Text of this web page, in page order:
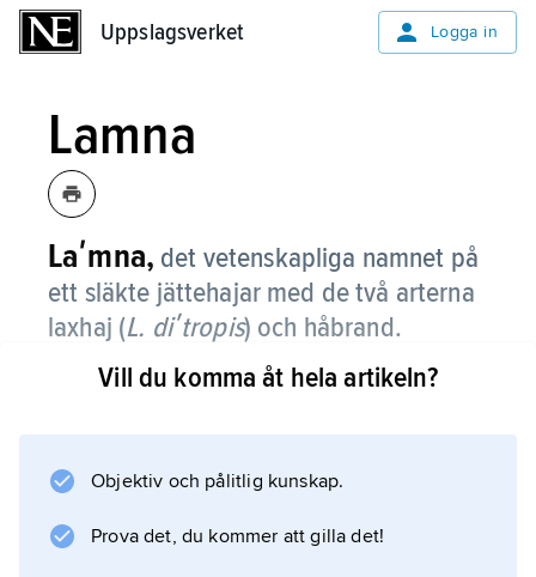
Uppslagsverket Logga in
Lamna
Laʹmna, det vetenskapliga namnet på
ett släkte jättehajar med de två arterna
laxhaj (L. diʹtropis) och håbrand.
Information om artikeln
Vill du komma åt hela artikeln?
Objektiv och pålitlig kunskap.
Prova det, du kommer att gilla det!